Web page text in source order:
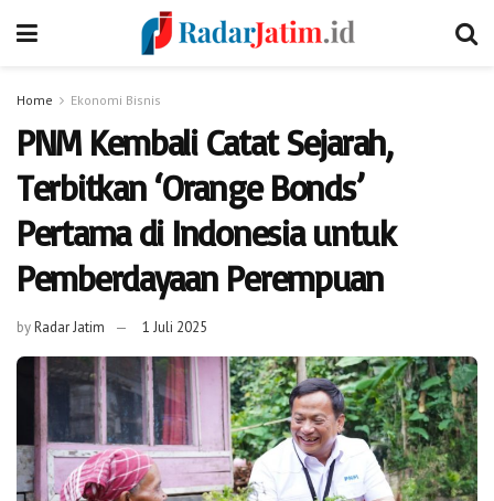
Home Ekonomi Bisnis
PNM Kembali Catat Sejarah,
Terbitkan ‘Orange Bonds’
Pertama di Indonesia untuk
Pemberdayaan Perempuan
byRadar Jatim 1 Juli 2025